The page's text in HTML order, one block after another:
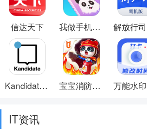
信达天下 我做手机壳特好看
Kandidate时尚生活方式 宝宝消防安全
IT资讯